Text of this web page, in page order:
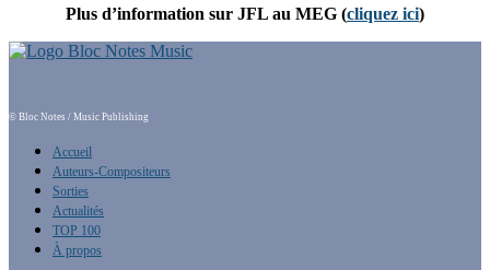
Plus d’information sur JFL au MEG (cliquez ici)
© Bloc Notes / Music Publishing
Accueil
Auteurs-Compositeurs
Sorties
Actualités
TOP 100
À propos